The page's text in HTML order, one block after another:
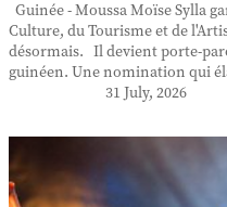
Guinée - Moussa Moïse Sylla
Culture, du Tourisme et de
désormais. Il devient porte-
guinéen. Une nomination qui
31 July, 2026